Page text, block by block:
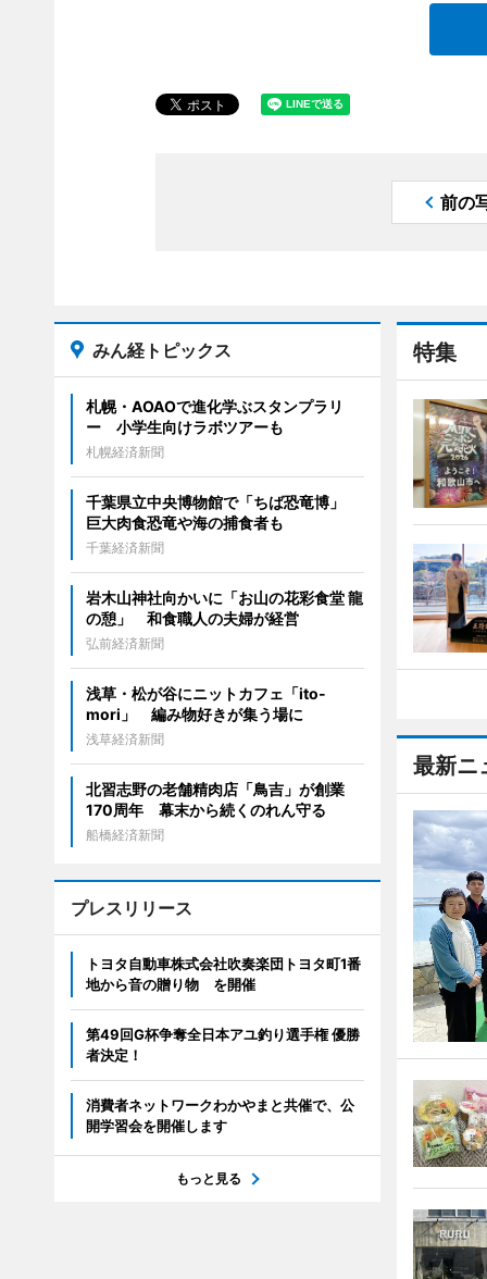
前の
特集
最新ニ
みん経トピックス
札幌・AOAOで進化学ぶスタンプラリ
ー 小学生向けラボツアーも
札幌経済新聞
千葉県立中央博物館で「ちば恐竜博」
巨大肉食恐竜や海の捕食者も
千葉経済新聞
岩木山神社向かいに「お山の花彩食堂 龍
の憩」 和食職人の夫婦が経営
弘前経済新聞
浅草・松が谷にニットカフェ「ito-
mori」 編み物好きが集う場に
浅草経済新聞
北習志野の老舗精肉店「鳥吉」が創業
170周年 幕末から続くのれん守る
船橋経済新聞
プレスリリース
トヨタ自動車株式会社吹奏楽団トヨタ町1番
地から音の贈り物 を開催
第49回G杯争奪全日本アユ釣り選手権 優勝
者決定！
消費者ネットワークわかやまと共催で、公
開学習会を開催します
もっと見る